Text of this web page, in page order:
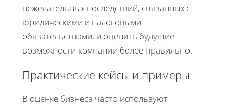
нежелательных последствий, связанных с
юридическими и налоговыми
обязательствами, и оценить будущие
возможности компании более правильно.
Практические кейсы и примеры
В оценке бизнеса часто используют